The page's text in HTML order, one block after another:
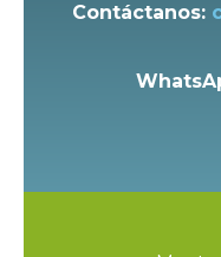
Contáctanos: